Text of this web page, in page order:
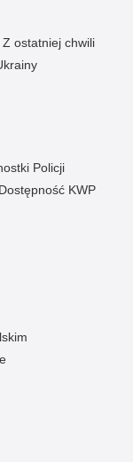
Z ostatniej chwili
Policji
Dostępność KWP